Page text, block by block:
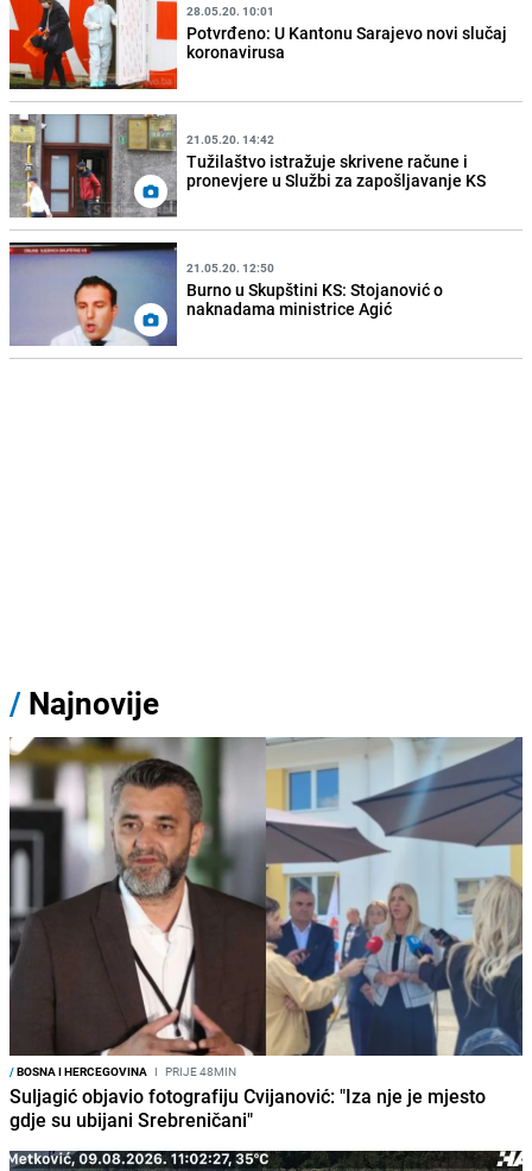
28.05.20. 10:01
Potvrđeno: U Kantonu Sarajevo novi slučaj
koronavirusa
21.05.20. 14:42
Tužilaštvo istražuje skrivene račune i
pronevjere u Službi za zapošljavanje KS
21.05.20. 12:50
Burno u Skupštini KS: Stojanović o
naknadama ministrice Agić
/ Najnovije
/BOSNA I HERCEGOVINA I PRIJE 48MIN
Suljagić objavio fotografiju Cvijanović: "Iza nje je mjesto
gdje su ubijani Srebreničani"